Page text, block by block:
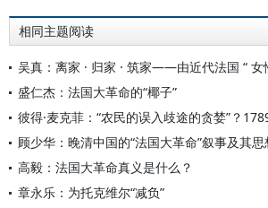
相同主题阅读
盛仁杰：法国大革命的“椰子”
顾少华：晚清中国的“法国大革命”叙事及其思
高毅：法国大革命真义是什么？
章永乐：为托克维尔“减负”